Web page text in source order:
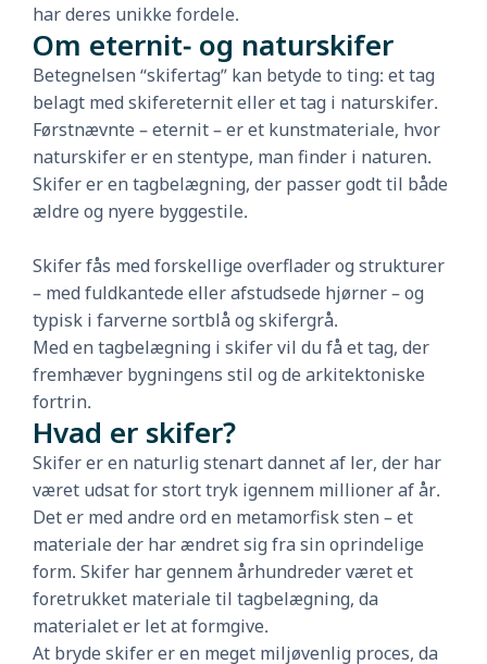
har deres unikke fordele.
Om eternit- og naturskifer
Betegnelsen “skifertag” kan betyde to ting: et tag
belagt med skifereternit eller et tag i naturskifer.
Førstnævnte – eternit – er et kunstmateriale, hvor
naturskifer er en stentype, man finder i naturen.
Skifer er en tagbelægning, der passer godt til både
ældre og nyere byggestile.
Skifer fås med forskellige overflader og strukturer
– med fuldkantede eller afstudsede hjørner – og
typisk i farverne sortblå og skifergrå.
Med en tagbelægning i skifer vil du få et tag, der
fremhæver bygningens stil og de arkitektoniske
fortrin.
Hvad er skifer?
Skifer er en naturlig stenart dannet af ler, der har
været udsat for stort tryk igennem millioner af år.
Det er med andre ord en metamorfisk sten – et
materiale der har ændret sig fra sin oprindelige
form. Skifer har gennem århundreder været et
foretrukket materiale til tagbelægning, da
materialet er let at formgive.
At bryde skifer er en meget miljøvenlig proces, da